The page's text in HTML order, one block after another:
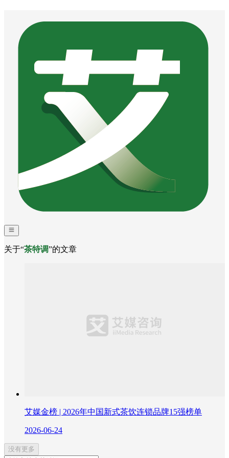
关于“茶特调”的文章
艾媒金榜 | 2026年中国新式茶饮连锁品牌15强榜单
2026-06-24
没有更多